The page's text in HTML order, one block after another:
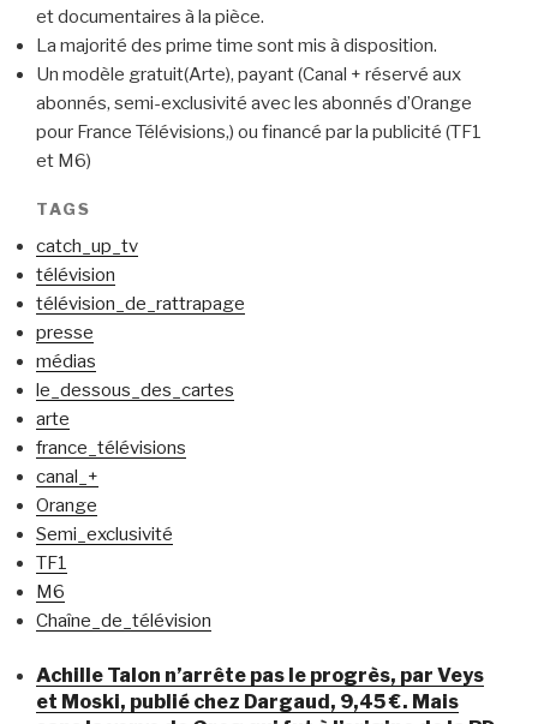
et documentaires à la pièce.
La majorité des prime time sont mis à disposition.
Un modèle gratuit(Arte), payant (Canal + réservé aux
abonnés, semi-exclusivité avec les abonnés d’Orange
pour France Télévisions,) ou financé par la publicité (TF1
et M6)
TAGS
catch_up_tv
télévision
télévision_de_rattrapage
presse
médias
le_dessous_des_cartes
arte
france_télévisions
canal_+
Orange
Semi_exclusivité
TF1
M6
Chaîne_de_télévision
Achille Talon n’arrête pas le progrès, par Veys
et Moski, publié chez Dargaud, 9,45 €. Mais